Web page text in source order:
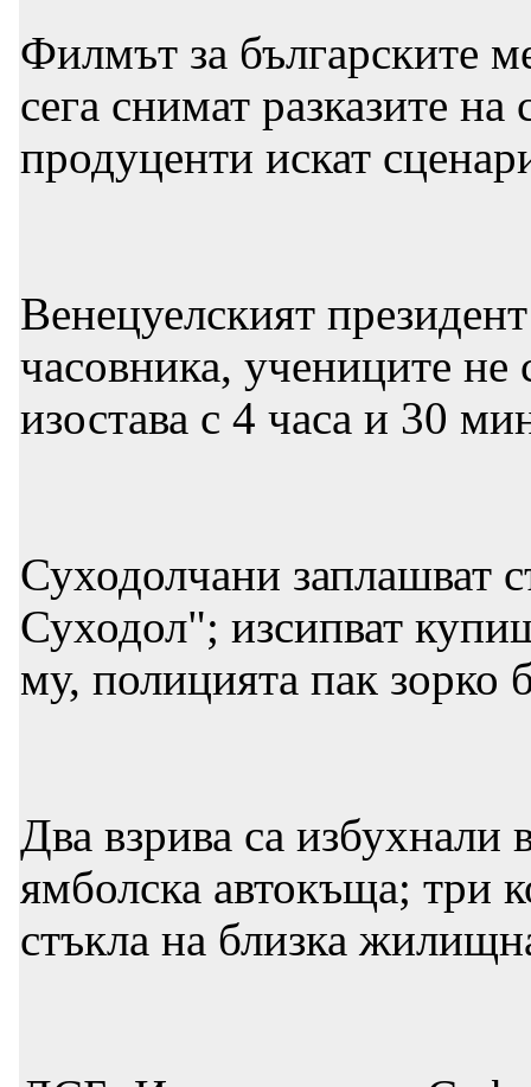
Филмът за българските
сега снимат разказите на
продуценти искат
Венецуелският
часовника, учениците не
изостава с 4 часа и 30
Суходолчани заплашват
Суходол"; изсипват
му, полицията пак зорко
Два взрива са избухнали
ямболска автокъща; три
стъкла на близка